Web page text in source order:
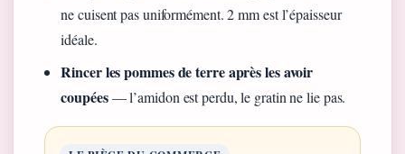
ne cuisent pas uniformément. 2 mm est l’épaisseur
idéale.
Rincer les pommes de terre après les avoir
coupées— l’amidon est perdu, le gratin ne lie pas.